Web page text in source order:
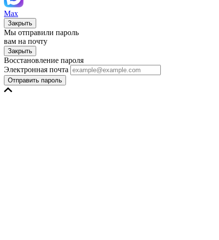
Max
Закрыть
Мы отправили пароль
вам на почту
Закрыть
Восстановление пароля
Электронная почта
Отправить пароль